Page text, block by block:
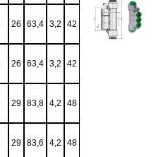
26 63,4 3,2 42
26 63,4 3,2 42
29 83,8 4,2 48
29 83,6 4,2 48